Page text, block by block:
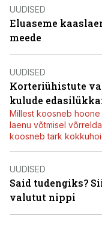
UUDISED
Eluaseme
meede
UUDISED
Korteriühistute
kulude
Millest koosneb
laenu võtmisel
koosneb tark
UUDISED
Said tudengiks?
valutut nippi